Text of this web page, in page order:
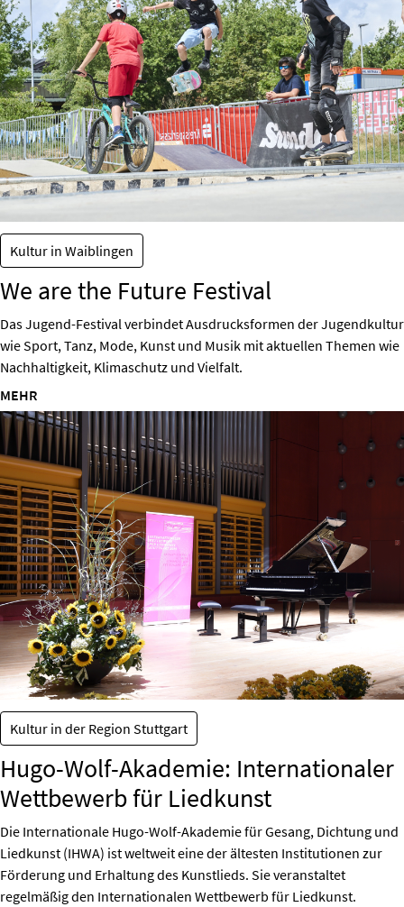
Kultur in Waiblingen
We are the Future Festival
Das Jugend-Festival verbindet Ausdrucksformen der Jugendkultur
wie Sport, Tanz, Mode, Kunst und Musik mit aktuellen Themen wie
Nachhaltigkeit, Klimaschutz und Vielfalt.
MEHR
Kultur in der Region Stuttgart
Hugo-Wolf-Akademie: Internationaler
Wettbewerb für Liedkunst
Die Internationale Hugo-Wolf-Akademie für Gesang, Dichtung und
Liedkunst (IHWA) ist weltweit eine der ältesten Institutionen zur
Förderung und Erhaltung des Kunstlieds. Sie veranstaltet
regelmäßig den Internationalen Wettbewerb für Liedkunst.